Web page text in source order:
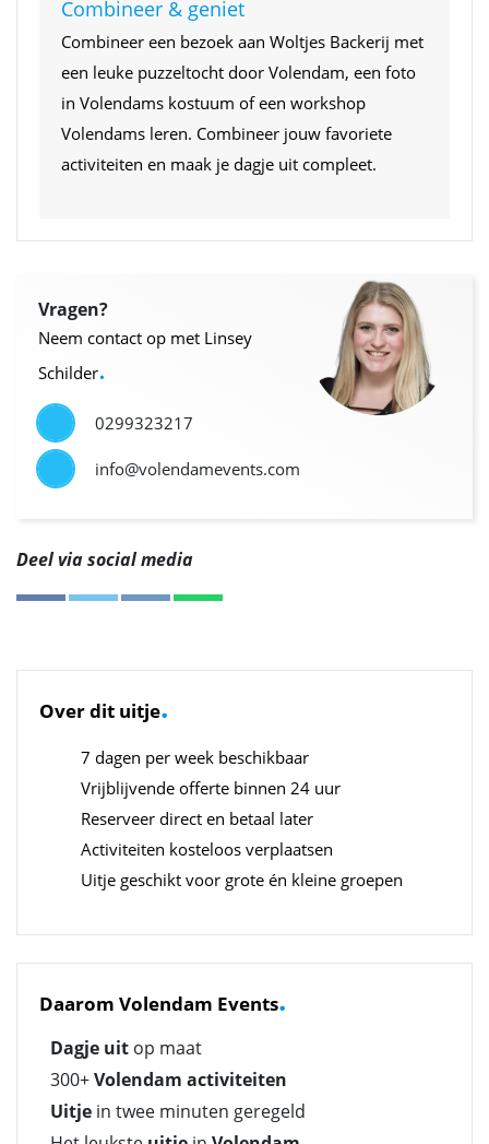
Combineer & geniet
Combineer een bezoek aan Woltjes Backerij met
een leuke puzzeltocht door Volendam, een foto
in Volendams kostuum of een workshop
Volendams leren. Combineer jouw favoriete
activiteiten en maak je dagje uit compleet.
Vragen?
Neem contact op met Linsey
Schilder.
0299323217
info@volendamevents.com
Deel via social media
Over dit uitje.
7 dagen per week beschikbaar
Vrijblijvende offerte binnen 24 uur
Reserveer direct en betaal later
Activiteiten kosteloos verplaatsen
Uitje geschikt voor grote én kleine groepen
Daarom Volendam Events.
Dagje uit op maat
300+Volendam activiteiten
Uitje in twee minuten geregeld